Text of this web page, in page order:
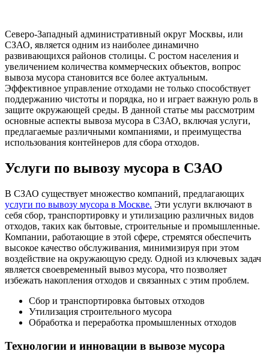
Северо-Западный административный округ Москвы, или
СЗАО, является одним из наиболее динамично
развивающихся районов столицы. С ростом населения и
увеличением количества коммерческих объектов, вопрос
вывоза мусора становится все более актуальным.
Эффективное управление отходами не только способствует
поддержанию чистоты и порядка, но и играет важную роль в
защите окружающей среды. В данной статье мы рассмотрим
основные аспекты вывоза мусора в СЗАО, включая услуги,
предлагаемые различными компаниями, и преимущества
использования контейнеров для сбора отходов.
Услуги по вывозу мусора в СЗАО
В СЗАО существует множество компаний, предлагающих
услуги по вывозу мусора в Москве. Эти услуги включают в
себя сбор, транспортировку и утилизацию различных видов
отходов, таких как бытовые, строительные и промышленные.
Компании, работающие в этой сфере, стремятся обеспечить
высокое качество обслуживания, минимизируя при этом
воздействие на окружающую среду. Одной из ключевых задач
является своевременный вывоз мусора, что позволяет
избежать накопления отходов и связанных с этим проблем.
Сбор и транспортировка бытовых отходов
Утилизация строительного мусора
Обработка и переработка промышленных отходов
Технологии и инновации в вывозе мусора